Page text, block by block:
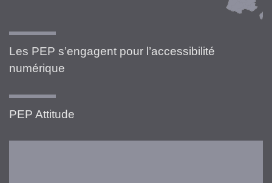
Les PEP s’engagent pour l’accessibilité
numérique
PEP Attitude